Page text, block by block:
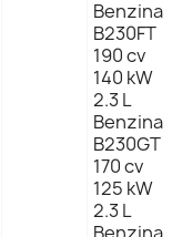
Benzina
B230FT
190 cv
140 kW
2.3 L
Benzina
B230GT
170 cv
125 kW
2.3 L